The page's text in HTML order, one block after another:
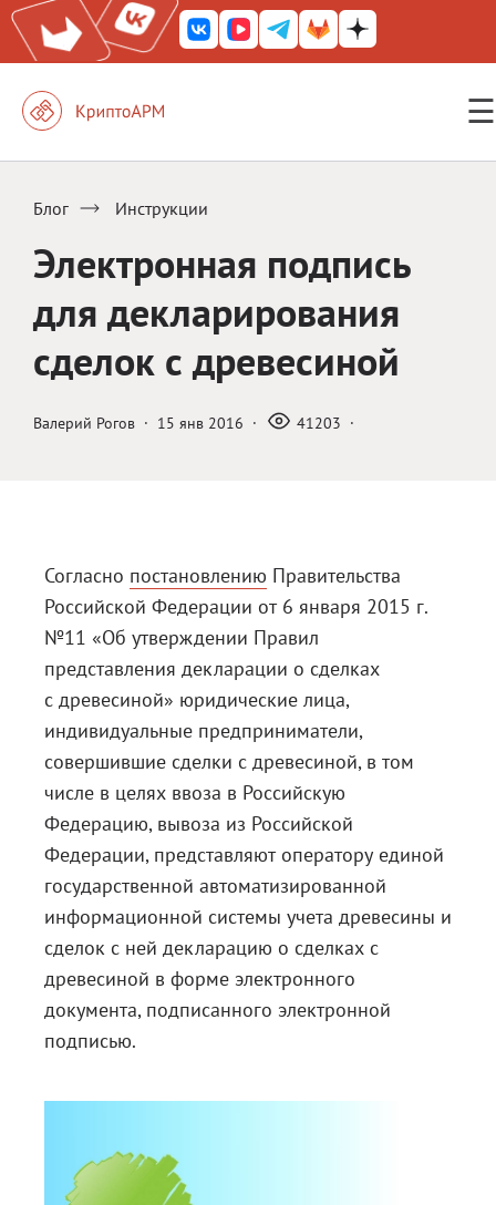
☰
Железный почтовый ящик
КриптоАРМ Mobile
КриптоАРМ ID
Документация
Получить КЭП
Магазин
Полная версия сайта
Блог Инструкции
Электронная подпись
для декларирования
сделок с древесиной
Валерий Рогов · 15 янв 2016 · 41203 ·
Согласно постановлению Правительства
Российской Федерации от 6 января 2015 г.
№11 «Об утверждении Правил
представления декларации о сделках
с древесиной» юридические лица,
индивидуальные предприниматели,
совершившие сделки с древесиной, в том
числе в целях ввоза в Российскую
Федерацию, вывоза из Российской
Федерации, представляют оператору единой
государственной автоматизированной
информационной системы учета древесины и
сделок с ней декларацию о сделках с
древесиной в форме электронного
документа, подписанного электронной
подписью.